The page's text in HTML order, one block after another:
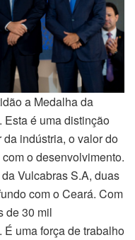
a Medalha da
Esta é uma distinção
indústria, o valor do
o desenvolvimento.
Vulcabras S.A, duas
com o Ceará. Com
de 30 mil
uma força de trabalho